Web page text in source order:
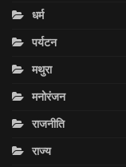
धर्म
पर्यटन
मथुरा
मनोरंजन
राजनीति
राज्य